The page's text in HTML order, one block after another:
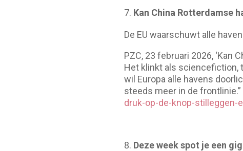
Kan China Rotterdamse
De EU waarschuwt alle
PZC, 23 februari 2026, ‘Kan
Het klinkt als sciencefiction,
wil Europa alle havens
steeds meer in de frontlinie.”
druk-op-de-knop-stilleggen-
Deze week spot je een